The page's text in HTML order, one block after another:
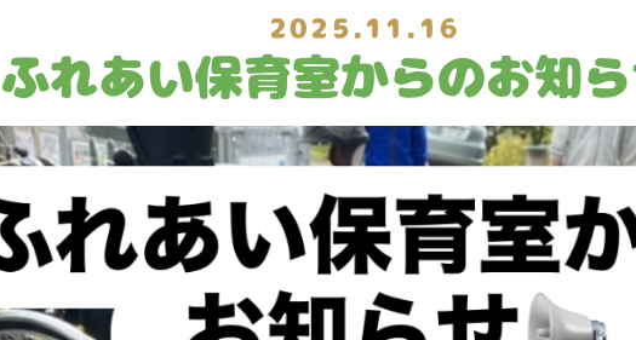
2025.11.16
ふれあい保育室からのお知